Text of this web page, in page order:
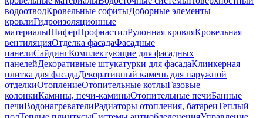
водоотводКровельные софитыДоборные элементы
кровлиГидроизоляционные
материалыШиферПрофнастилРулонная кровляКровельная
вентиляцияОтделка фасадаФасадные
панелиСайдингКомплектующие для фасадных
панелейДекоративные штукатурки для фасадаКлинкерная
плитка для фасадаДекоративный камень для наружной
отделкиОтоплениеОтопительные котлыГазовые
колонкиКамины, печи-каминыОтопительные печиБанные
печиВодонагревателиРадиаторы отопления, батареиТеплый